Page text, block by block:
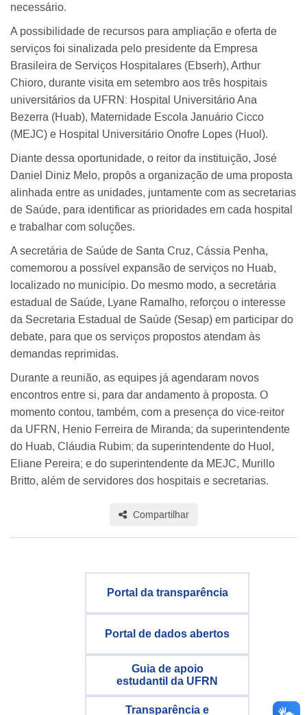
necessário.
A possibilidade de recursos para ampliação e oferta de
serviços foi sinalizada pelo presidente da Empresa
Brasileira de Serviços Hospitalares (Ebserh), Arthur
Chioro, durante visita em setembro aos três hospitais
universitários da UFRN: Hospital Universitário Ana
Bezerra (Huab), Maternidade Escola Januário Cicco
(MEJC) e Hospital Universitário Onofre Lopes (Huol).
Diante dessa oportunidade, o reitor da instituição, José
Daniel Diniz Melo, propôs a organização de uma proposta
alinhada entre as unidades, juntamente com as secretarias
de Saúde, para identificar as prioridades em cada hospital
e trabalhar com soluções.
A secretária de Saúde de Santa Cruz, Cássia Penha,
comemorou a possível expansão de serviços no Huab,
localizado no município. Do mesmo modo, a secretária
estadual de Saúde, Lyane Ramalho, reforçou o interesse
da Secretaria Estadual de Saúde (Sesap) em participar do
debate, para que os serviços propostos atendam às
demandas reprimidas.
Durante a reunião, as equipes já agendaram novos
encontros entre si, para dar andamento à proposta. O
momento contou, também, com a presença do vice-reitor
da UFRN, Henio Ferreira de Miranda; da superintendente
do Huab, Cláudia Rubim; da superintendente do Huol,
Eliane Pereira; e do superintendente da MEJC, Murillo
Britto, além de servidores dos hospitais e secretarias.
Compartilhar
Portal da transparência
Portal de dados abertos
Guia de apoio
estudantil da UFRN
Transparência e